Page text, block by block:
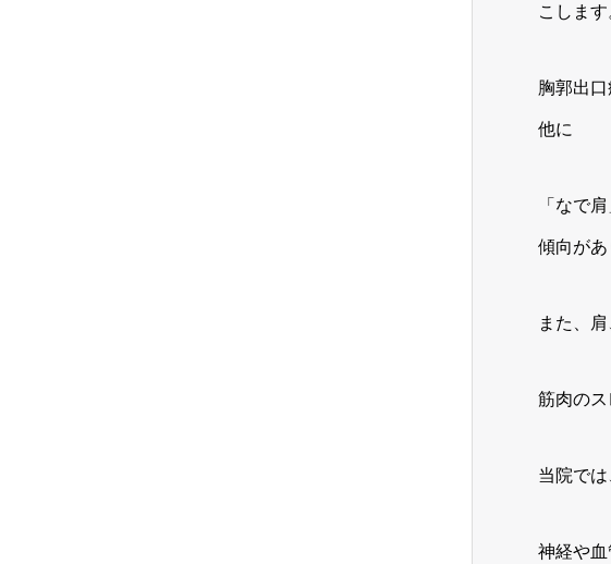
こします
胸郭出
他に
「なで
傾向があ
また、
筋肉のス
当院で
神経や